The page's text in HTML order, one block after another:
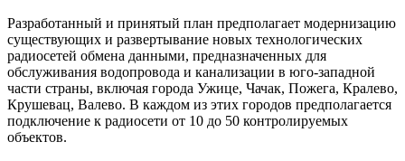
Разработанный и принятый план предполагает модернизацию
существующих и развертывание новых технологических
радиосетей обмена данными, предназначенных для
обслуживания водопровода и канализации в юго-западной
части страны, включая города Ужице, Чачак, Пожега, Кралево,
Крушевац, Валево. В каждом из этих городов предполагается
подключение к радиосети от 10 до 50 контролируемых
объектов.